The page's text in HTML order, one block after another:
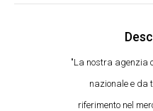
"La nostra agenzia
nazionale e da
riferimento nel